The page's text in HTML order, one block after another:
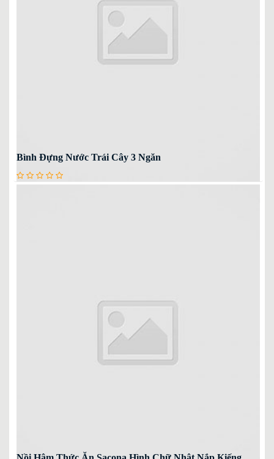
Bình Đựng Nước Trái Cây 3 Ngăn